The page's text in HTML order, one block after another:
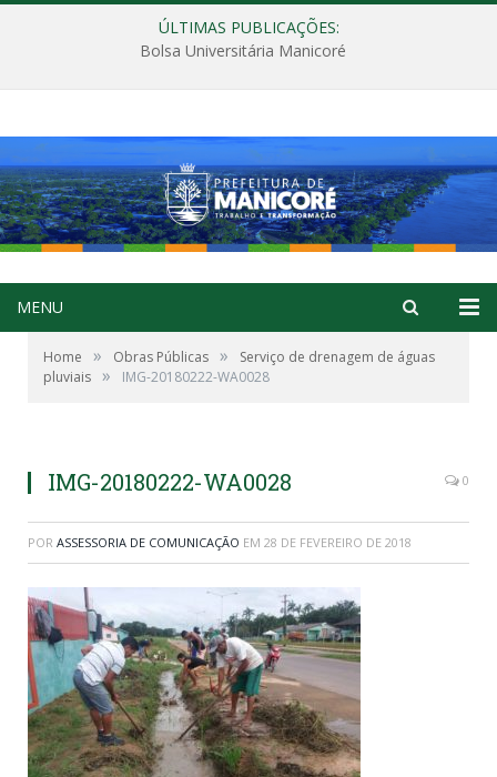
ÚLTIMAS PUBLICAÇÕES:
Bolsa Universitária Manicoré
MENU
Home » Obras Públicas »
Serviço de drenagem de águas
pluviais » IMG-20180222-WA0028
IMG-20180222-WA0028 0
POR ASSESSORIA DE COMUNICAÇÃO EM 28 DE FEVEREIRO DE 2018